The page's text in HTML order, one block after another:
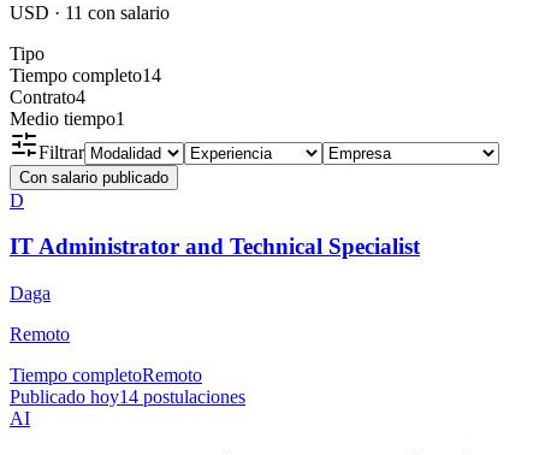
USD · 11 con salario
Tipo
Tiempo completo14
Contrato4
Medio tiempo1
Filtrar
Con salario publicado
D
IT Administrator and Technical Specialist
Daga
Remoto
Tiempo completoRemoto
Publicado hoy14 postulaciones
AI